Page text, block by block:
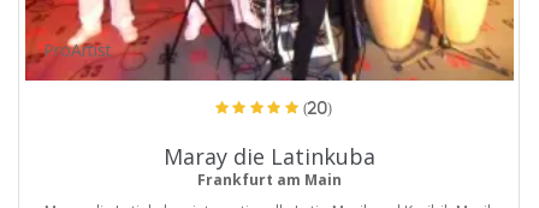
ProArtist
(20)
Maray die Latinkuba
Frankfurt am Main